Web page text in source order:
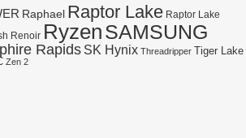
Raphael Raptor Lake Raptor Lake
Renoir RyzenSAMSUNG
Rapids SK Hynix Threadripper Tiger Lake
Zen 2